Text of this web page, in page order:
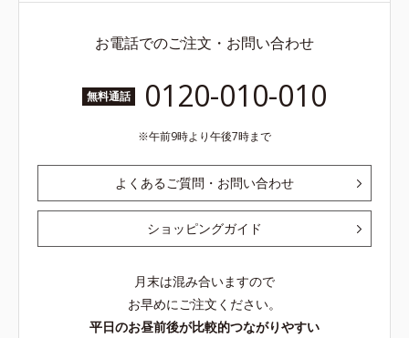
お電話でのご注文・お問い合わせ
無料通話 0120-010-010
午前9時より午後7時まで
よくあるご質問・お問い合わせ
ショッピングガイド
月末は混み合いますので
お早めにご注文ください。
平日のお昼前後が比較的つながりやすい